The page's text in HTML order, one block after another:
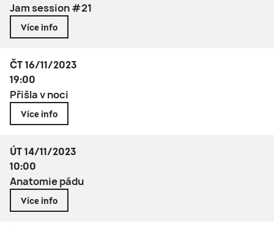
Jam session #21
Více info
ČT 16/11/2023
19:00
Přišla v noci
Více info
ÚT 14/11/2023
10:00
Anatomie pádu
Více info